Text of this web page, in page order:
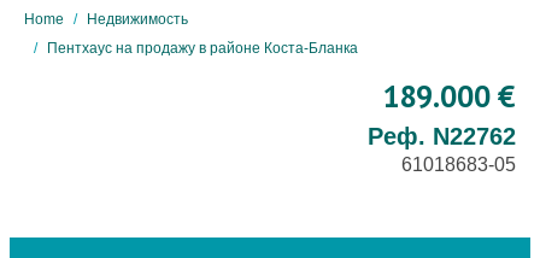
Home
Недвижимость
Пентхаус на продажу в районе Коста-Бланка
189.000 €
Реф. N22762
61018683-05